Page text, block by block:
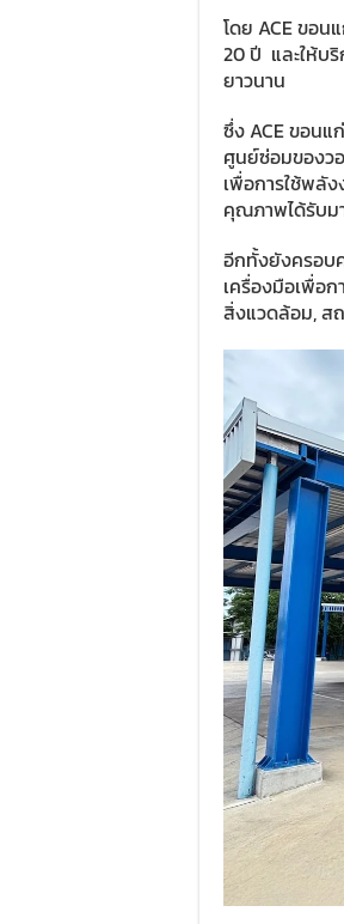
โดย ACE ขอ
20 ปี และให้บ
ยาวนาน
ซึ่ง ACE ขอน
ศูนย์ซ่อมของว
เพื่อการใช้พลั
คุณภาพได้รับม
อีกทั้งยังครอบ
เครื่องมือเพื่อ
สิ่งแวดล้อม, ส